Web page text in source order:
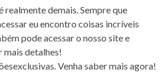
realmente demais. Sempre que
eu encontro coisas incríveis
pode acessar o nosso site e
mais detalhes!
Venha saber mais agora!